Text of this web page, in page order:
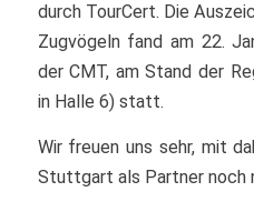
durch TourCert. Die
Zugvögeln fand am 22.
der CMT, am Stand der
in Halle 6) statt.
Wir freuen uns sehr, mit
Stuttgart als Partner noch